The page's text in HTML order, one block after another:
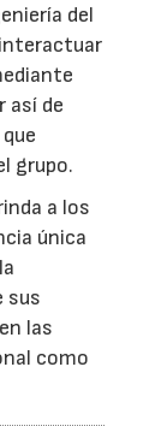
del
así de
grupo.
a los
única
sus
las
como